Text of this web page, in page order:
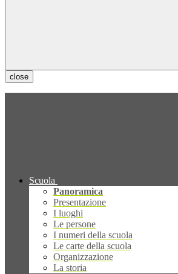
close
Scuola
Panoramica
Presentazione
I luoghi
Le persone
I numeri della scuola
Le carte della scuola
Organizzazione
La storia